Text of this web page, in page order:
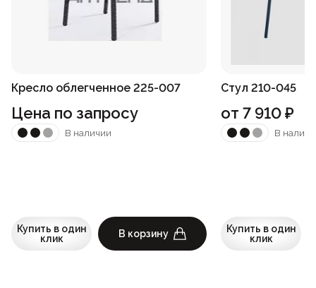
Кресло облегченное 225-007
Цена по запросу
В наличии
Купить в один
клик
В корзину
Стул 210-045
от 7 910₽
В
Купить в один
клик